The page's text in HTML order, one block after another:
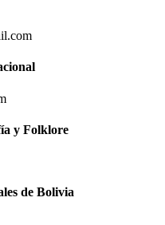
y Folklore
de Bolivia